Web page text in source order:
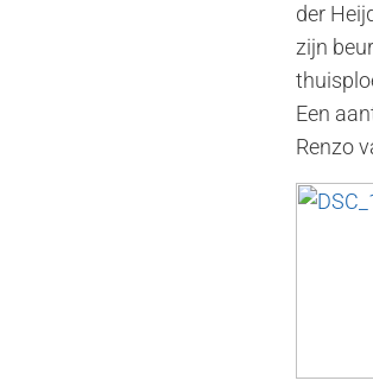
der
zijn
Een
Renzo